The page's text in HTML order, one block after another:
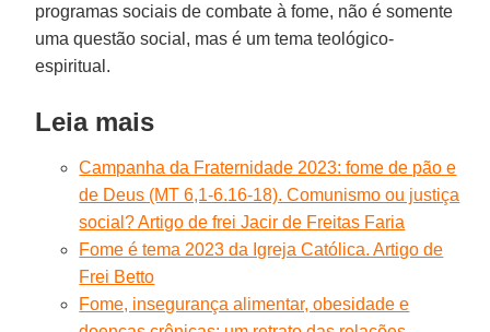
programas sociais de combate à fome, não é somente
uma questão social, mas é um tema teológico-
espiritual.
Leia mais
Campanha da Fraternidade 2023: fome de pão e
de Deus (MT 6,1-6.16-18). Comunismo ou justiça
social? Artigo de frei Jacir de Freitas Faria
Fome é tema 2023 da Igreja Católica. Artigo de
Frei Betto
Fome, insegurança alimentar, obesidade e